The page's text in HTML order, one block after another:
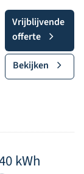
Vrijblijvende
offerte
Bekijken
kWh